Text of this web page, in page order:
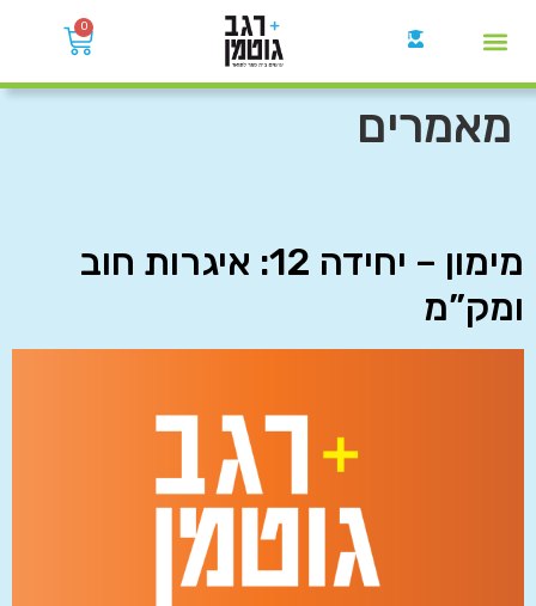
0
מאמרים
מימון – יחידה 12: איגרות חוב
ומק”מ